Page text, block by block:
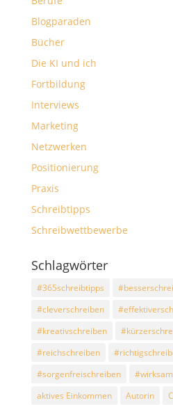
Blogparaden
Bücher
Die KI und ich
Fortbildung
Interviews
Marketing
Netzwerken
Positionierung
Praxis
Schreibtipps
Schreibwettbewerbe
Schlagwörter
#365schreibtipps
#cleverschreiben
#kreativschreiben
#reichschreiben
#sorgenfreischreiben
aktives Einkommen
Autorin